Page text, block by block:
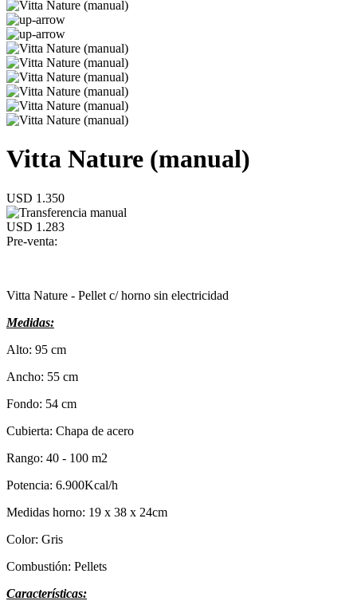
Vitta Nature (manual)
USD 1.350
USD 1.283
Pre-venta:
Vitta Nature - Pellet c/ horno sin electricidad
Medidas:
Alto: 95 cm
Ancho: 55 cm
Fondo: 54 cm
Cubierta: Chapa de acero
Rango: 40 - 100 m2
Potencia: 6.900Kcal/h
Medidas horno: 19 x 38 x 24cm
Color: Gris
Combustión: Pellets
Características: